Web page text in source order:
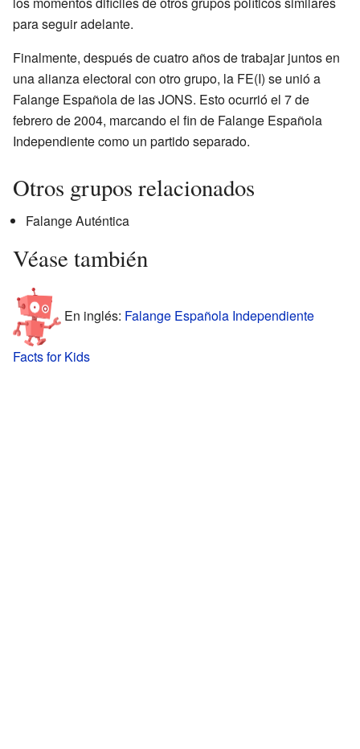
para seguir adelante.
Finalmente, después de cuatro años de trabajar juntos en
una alianza electoral con otro grupo, la FE(I) se unió a
Falange Española de las JONS. Esto ocurrió el 7 de
febrero de 2004, marcando el fin de Falange Española
Independiente como un partido separado.
Otros grupos relacionados
Falange Auténtica
Véase también
En inglés: Falange Española Independiente
Facts for Kids